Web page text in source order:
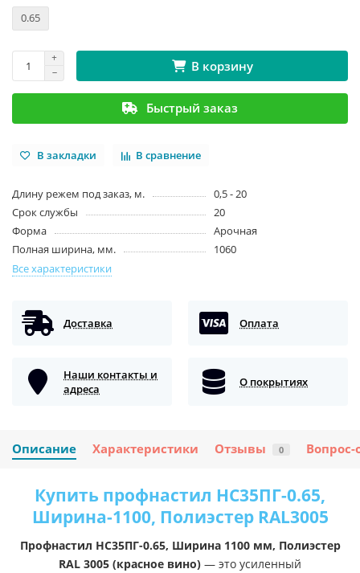
0.65
В корзину
Быстрый заказ
В закладки В сравнение
Длину режем под заказ, м.
0,5 - 20
Срок службы
20
Форма
Арочная
Полная ширина, мм.
1060
Все характеристики
Доставка Оплата
Наши контакты и
адреса
О покрытиях
Описание Характеристики Отзывы 0 Вопрос-
Купить профнастил НС35ПГ-0.65,
Ширина-1100, Полиэстер RAL3005
Профнастил НС35ПГ-0.65, Ширина 1100 мм, Полиэстер
RAL 3005 (красное вино) — это усиленный